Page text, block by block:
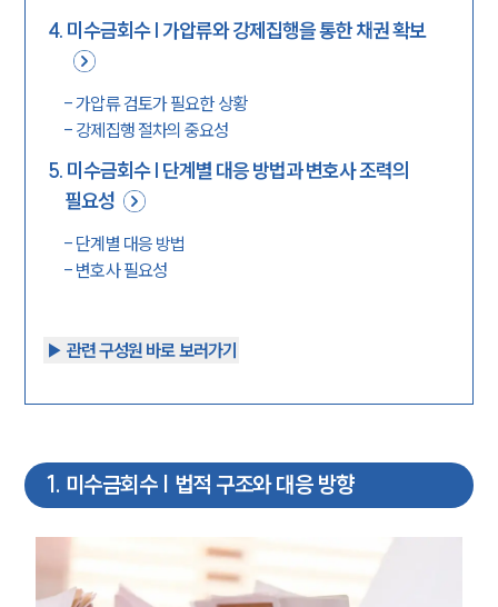
4. 미수금회수 | 가압류와 강제집행을 통한 채권 확보
-가압류 검토가 필요한 상황
- 강제집행 절차의 중요성
5. 미수금회수 | 단계별 대응 방법과 변호사 조력의
필요성
- 단계별 대응 방법
- 변호사 필요성
▶︎ 관련 구성원 바로 보러가기
1 . 미수금회수 | 법적 구조와 대응 방향